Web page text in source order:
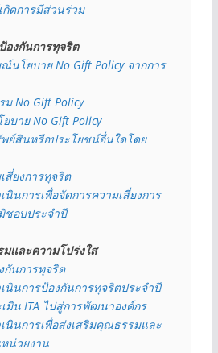
กิดการมีส่วนร่วม
องกันการทุจริต
นโยบาย No Gift Policy จากการ
No Gift Policy
บาย No Gift Policy
ย์สินหรือประโยชน์อื่นใดโดย
สี่ยงการทุจริต
นินการเพื่อจัดการความเสี่ยงการ
ชอบประจำปี
และความโปร่งใส
กันการทุจริต
นินการป้องกันการทุจริตประจำปี
มิน ITA ไปสู่การพัฒนาองค์กร
นินการเพื่อส่งเสริมคุณธรรมและ
น่วยงาน